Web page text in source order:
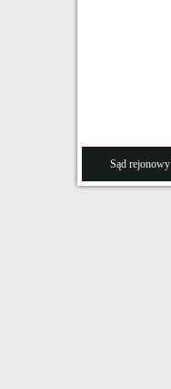
Sąd rejonowy